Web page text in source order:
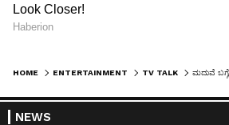
HOME ENTERTAINMENT TV TALK
NEWS